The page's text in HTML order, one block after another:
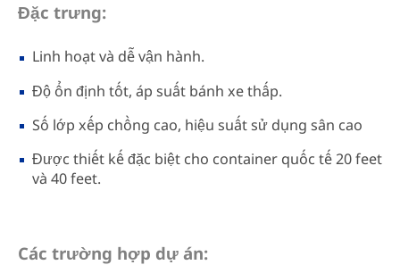
Đặc trưng:
Linh hoạt và dễ vận hành.
Độ ổn định tốt, áp suất bánh xe thấp.
Số lớp xếp chồng cao, hiệu suất sử dụng sân cao
Được thiết kế đặc biệt cho container quốc tế 20 feet
và 40 feet.
Các trường hợp dự án: